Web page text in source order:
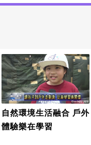
自然環境生活融合 戶外
體驗樂在學習